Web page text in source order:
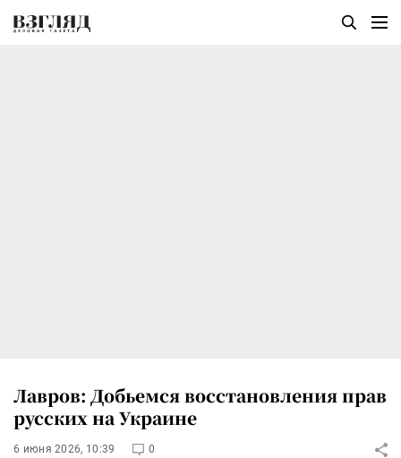
Лавров: Добьемся восстановления прав
русских на Украине
6 июня 2026, 10:39 0